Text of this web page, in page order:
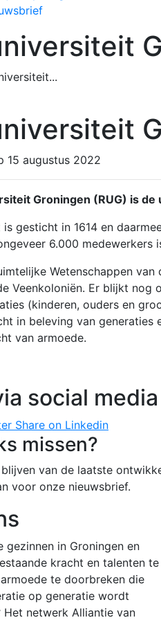
15 augustus 2022
Groningen (RUG) is
is gesticht in 1614 en
6.000
Wetenschappen
Veenkoloniën. Er blijkt nog
(kinderen, ouders en
in beleving van
van armoede.
social media
Share on Linkedin
missen?
van de laatste
voor onze nieuwsbrief.
gezinnen in Groningen en
kracht en talenten te
te doorbreken die
op generatie wordt
Het netwerk Alliantie van